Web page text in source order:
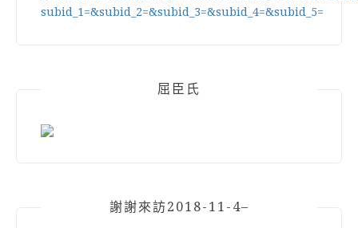
屈臣氏
謝謝來訪2018-11-4–